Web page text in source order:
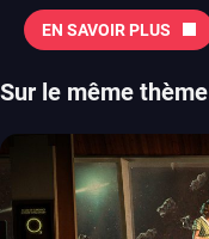
EN SAVOIR PLUS
Sur le même thème